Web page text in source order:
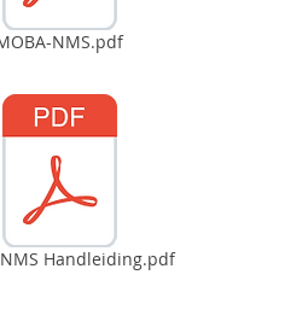
NMS.pdf
Handleiding.pdf